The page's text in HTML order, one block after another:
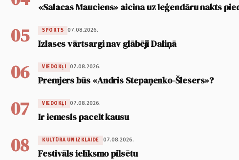
«Salacas Mauciens» aicina uz leģendāru nakts
05 SPORTS 07.08.2026.
Izlases vārtsargi nav glābēji Daliņā
06 VIEDOKĻI 07.08.2026.
Premjers būs «Andris Stepaņenko-Šlesers»?
07 VIEDOKĻI 07.08.2026.
Ir iemesls pacelt kausu
08 KULTŪRA UN IZKLAIDE 07.08.2026.
Festivāls ielīksmo pilsētu